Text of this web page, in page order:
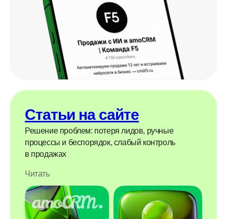
Статьи на сайте
Решение проблем: потеря лидов, ручные
процессы и беспорядок, слабый контроль
в продажах
Читать